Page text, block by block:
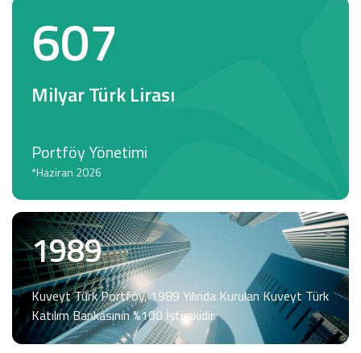
607
Milyar Türk Lirası
Portföy Yönetimi
*Haziran 2026
1989
Kuveyt Türk Portföy, 1989 Yılında Kurulan Kuveyt Türk
Katılım Bankasının %100 İştirakidir.